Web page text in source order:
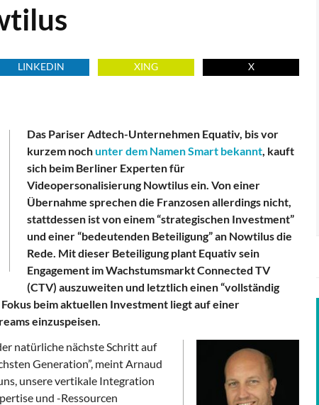
LINKEDIN XING X
Das Pariser Adtech-Unternehmen Equativ, bis vor
kurzem nochunter dem Namen Smart bekannt, kauft
sich beim Berliner Experten für
Videopersonalisierung Nowtilus ein. Von einer
Übernahme sprechen die Franzosen allerdings nicht,
stattdessen ist von einem “strategischen Investment”
und einer “bedeutenden Beteiligung” an Nowtilus die
Rede. Mit dieser Beteiligung plant Equativ sein
Engagement im Wachstumsmarkt Connected TV
(CTV) auszuweiten und letztlich einen “vollständig
beim aktuellen Investment liegt auf einer
einzuspeisen.
natürliche nächste Schritt auf
Generation”, meint Arnaud
unsere vertikale Integration
und -Ressourcen